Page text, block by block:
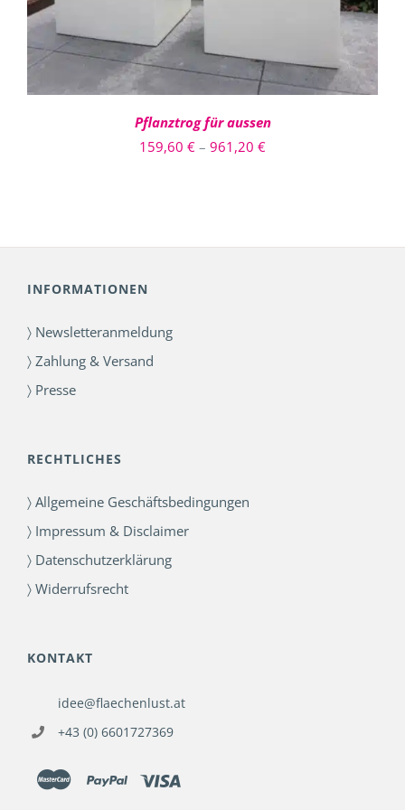
KÖNNEN
AUF
DER
GEWÄHLT
WERDEN
Pflanztrog für aussen
159,60 € – 961,20 €Preisspanne:
INFORMATIONEN
〉 Newsletteranmeldung
〉 Zahlung & Versand
〉 Presse
RECHTLICHES
〉 Allgemeine Geschäftsbedingungen
〉 Impressum & Disclaimer
〉 Datenschutzerklärung
〉 Widerrufsrecht
KONTAKT
idee@flaechenlust.at
+43 (0) 6601727369